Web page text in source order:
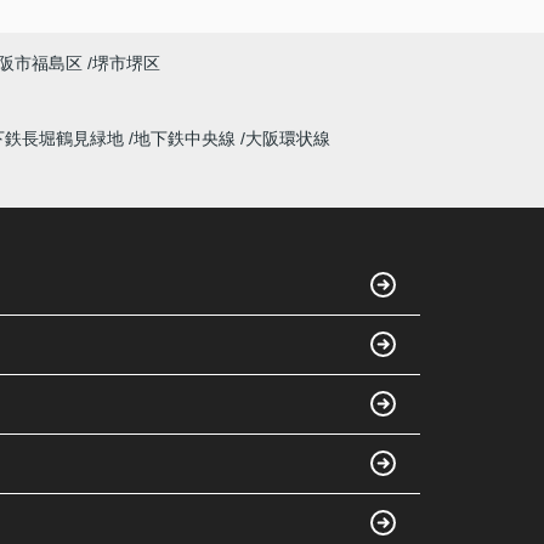
市福島区 堺市堺区
鉄長堀鶴見緑地 地下鉄中央線 大阪環状線